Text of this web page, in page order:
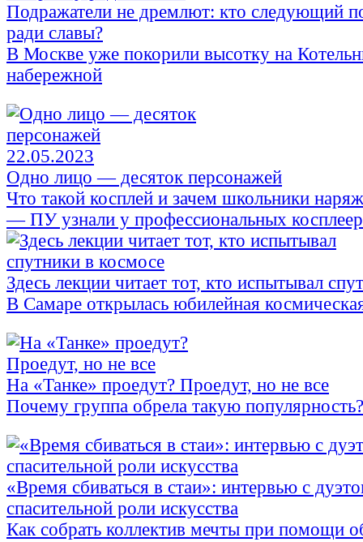
Подражатели не дремлют: кто следующий
ради славы?
В Москве уже покорили высотку на
набережной
22.05.2023
Одно лицо — десяток персонажей
Что такой косплей и зачем школьники
— ПУ узнали у профессиональных
Здесь лекции читает тот, кто испытывал
В Самаре открылась юбилейная
На «Танке» проедут? Проедут, но не все
Почему группа обрела такую популярность?
«Время сбиваться в стаи»: интервью с
спасительной роли искусства
Как собрать коллектив мечты при помощи